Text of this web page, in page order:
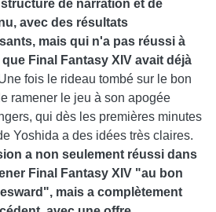
de narration et de
avec des résultats
mais qui n'a pas réussi à
Final Fantasy XIV avait déjà
fois le rideau tombé sur le bon
ramener le jeu à son apogée
qui dès les premières minutes
Yoshida a des idées très claires.
a non seulement réussi dans
Final Fantasy XIV "au bon
mais a complètement